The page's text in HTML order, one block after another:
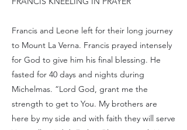
Francis and Leone left for their long journey
to Mount La Verna. Francis prayed intensely
for God to give him his final blessing. He
fasted for 40 days and nights during
Michelmas. “Lord God, grant me the
strength to get to You. My brothers are
here by my side and with faith they will serve